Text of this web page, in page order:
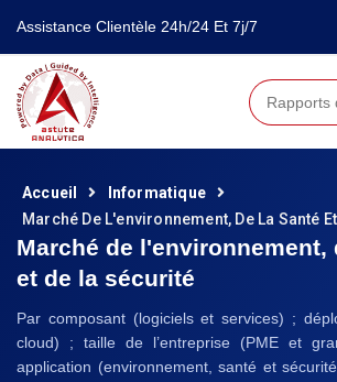
Assistance Clientèle 24h/24 Et 7j/7
Accueil
Informatique
Marché De L'environnement, De La Santé
Marché de l'environnement,
et de la sécurité
Par composant (logiciels et services) ;
cloud) ; taille de l’entreprise (PME et
application (environnement, santé et